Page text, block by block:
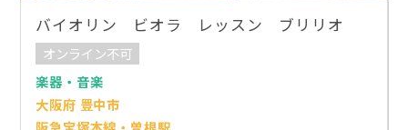
バイオリン ビオラ レッスン ブリリオ
オンライン不可
楽器・音楽
大阪府 豊中市